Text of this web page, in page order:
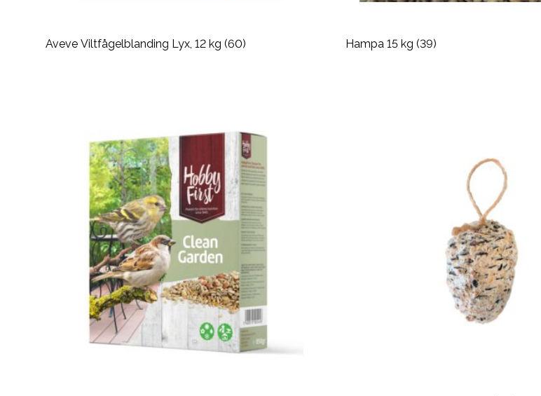
Aveve Viltfågelblanding Lyx, 12 kg (60) Hampa 15 kg (39)